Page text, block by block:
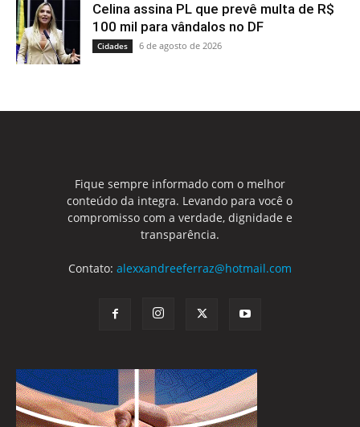
Celina assina PL que prevê multa de R$
100 mil para vândalos no DF
Cidades 6 de agosto de 2026
Fique sempre informado com o melhor
conteúdo da integra. Levando para você o
compromisso com a verdade, dignidade e
transparência.
Contato: alexxandreeferraz@hotmail.com